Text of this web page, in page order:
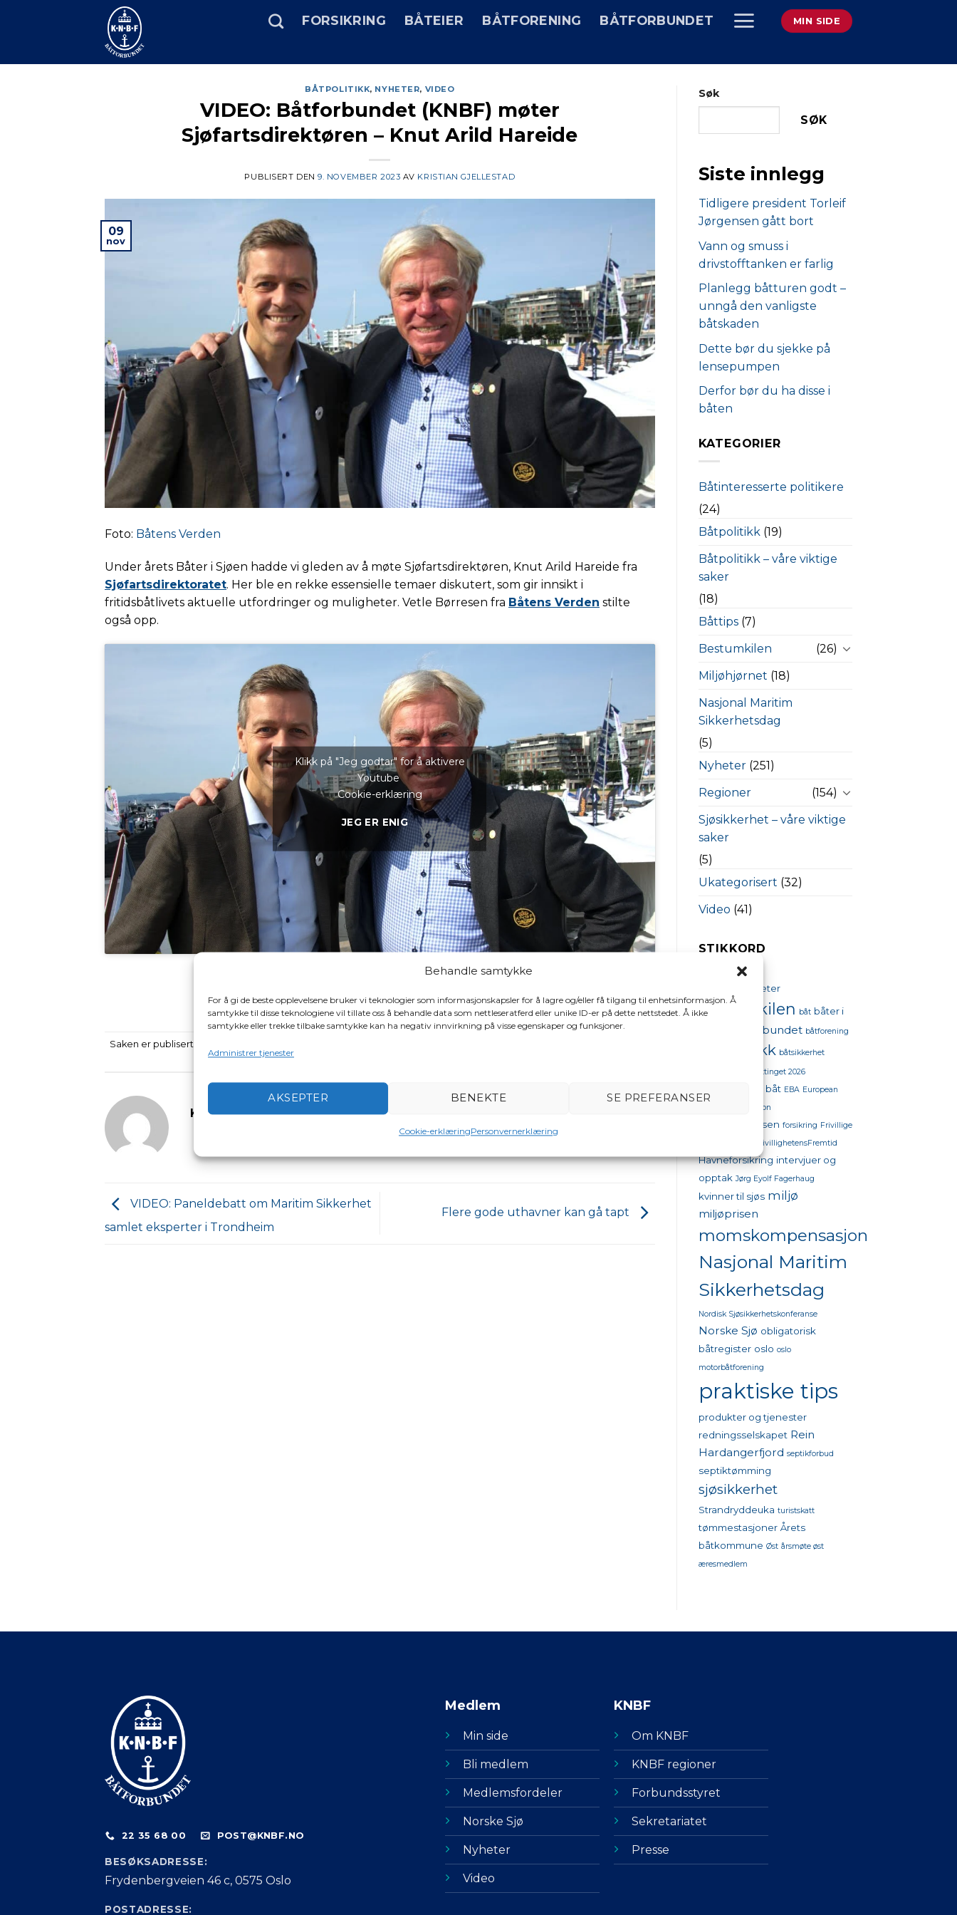
Behandle samtykke
For å gi de beste opplevelsene bruker vi teknologier som informasjonskapsler for å lagre og/eller få tilgang til enhetsinformasjon. Å
samtykke til disse teknologiene vil tillate oss å behandle data som nettleseratferd eller unike ID-er på dette nettstedet. Å ikke
samtykke eller trekke tilbake samtykke kan ha negativ innvirkning på visse egenskaper og funksjoner.
Administrer tjenester
AKSEPTER BENEKTE SE PREFERANSER
Cookie-erklæringPersonvernerklæring
FORSIKRING BÅTEIER BÅTFORENING BÅTFORBUNDET MIN SIDE
BÅTPOLITIKK, NYHETER, VIDEO
VIDEO: Båtforbundet (KNBF) møter
Sjøfartsdirektøren – Knut Arild Hareide
PUBLISERT DEN9. NOVEMBER 2023 AV KRISTIAN GJELLESTAD
09
nov
Foto: Båtens Verden
Under årets Båter i Sjøen hadde vi gleden av å møte Sjøfartsdirektøren, Knut Arild Hareide fra
Sjøfartsdirektoratet. Her ble en rekke essensielle temaer diskutert, som gir innsikt i
fritidsbåtlivets aktuelle utfordringer og muligheter. Vetle Børresen fra Båtens Verden stilte
også opp.
Klikk på "Jeg godtar" for å aktivere
Youtube
Cookie-erklæring
JEG ER ENIG
Saken er publisert i
KRISTIAN GJELLESTAD
VIDEO: Paneldebatt om Maritim Sikkerhet
samlet eksperter i Trondheim
Flere gode uthavner kan gå tapt
Søk
SØK
Siste innlegg
Tidligere president Torleif
Jørgensen gått bort
Vann og smuss i
drivstofftanken er farlig
Planlegg båtturen godt –
unngå den vanligste
båtskaden
Dette bør du sjekke på
lensepumpen
Derfor bør du ha disse i
båten
KATEGORIER
Båtinteresserte politikere
(24)
Båtpolitikk(19)
Båtpolitikk – våre viktige
saker
(18)
Båttips(7)
Bestumkilen
(26)
Miljøhjørnet (18)
Nasjonal Maritim
Sikkerhetsdag
(5)
Nyheter(251)
Regioner
(154)
Sjøsikkerhet – våre viktige
saker
(5)
Ukategorisert (32)
Video (41)
STIKKORD
aktiviteter
bestumkilen båt båter i
båtforbundet båtforening
båtpolitikk båtsikkerhet
båttinget 2026
drivstoffpriser båt EBA European
Boating Association
flytekonferansen forsikring Frivillige
FrivillighetensFremtid
Havneforsikring intervjuer og
opptak Jørg Eyolf Fagerhaug
kvinner til sjøs miljø
miljøprisen
momskompensasjon
Nasjonal Maritim
Sikkerhetsdag
Nordisk Sjøsikkerhetskonferanse
Norske Sjø obligatorisk
båtregister oslo oslo
motorbåtforening
praktiske tips
produkter og tjenester
redningsselskapet Rein
Hardangerfjord septikforbud
septiktømming
sjøsikkerhet
Strandryddeuka turistskatt
tømmestasjoner Årets
båtkommune Øst årsmøte øst
æresmedlem
22 35 68 00 POST@KNBF.NO
BESØKSADRESSE:
Frydenbergveien 46 c, 0575 Oslo
POSTADRESSE:
Medlem
Min side
Bli medlem
Medlemsfordeler
Norske Sjø
Nyheter
Video
KNBF
Om KNBF
KNBF regioner
Forbundsstyret
Sekretariatet
Presse